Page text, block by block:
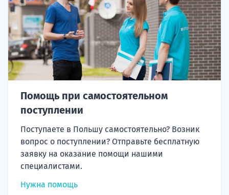
Помощь при самостоятельном
поступлении
Поступаете в Польшу самостоятельно? Возник
вопрос о поступлении? Отправьте бесплатную
заявку на оказание помощи нашими
специалистами.
Нужна помощь